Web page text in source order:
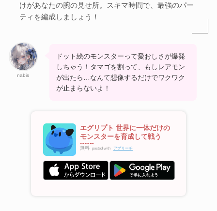
けがあなたの腕の見せ所。スキマ時間で、最強のパー
ティを編成しましょう！
nabis
ドット絵のモンスターって愛おしさが爆発
しちゃう！タマゴを割って、もしレアモン
が出たら…なんて想像するだけでワクワク
が止まらないよ！
エグリプト 世界に一体だけの
モンスターを育成して戦う
RPG
無料 posted with アプリーチ